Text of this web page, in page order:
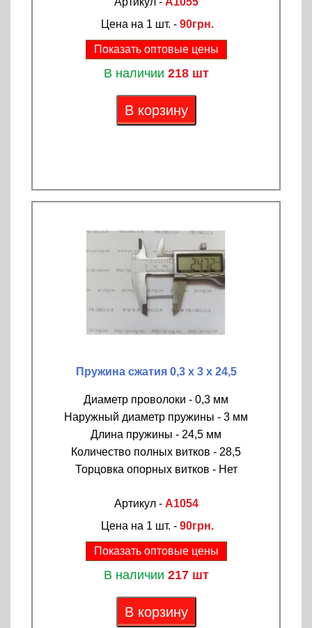
Цена на 1 шт. - 90грн.
Показать оптовые цены
В наличии 218 шт
В корзину
Пружина сжатия 0,3 х 3 х 24,5
Диаметр проволоки - 0,3 мм
Наружный диаметр пружины - 3 мм
Длина пружины - 24,5 мм
Количество полных витков - 28,5
Торцовка опорных витков - Нет
Артикул - A1054
Цена на 1 шт. - 90грн.
Показать оптовые цены
В наличии 217 шт
В корзину